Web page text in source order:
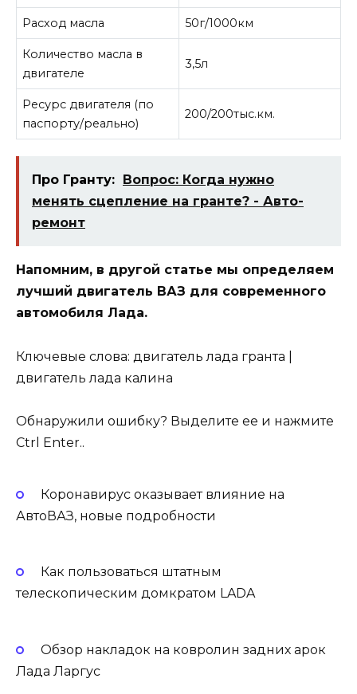
Расход масла 50г/1000км
Количество масла в
двигателе
3,5л
Ресурс двигателя (по
паспорту/реально)
200/200тыс.км.
Про Гранту:
Вопрос: Когда нужно
менять сцепление на гранте? - Авто-
ремонт
Напомним, в другой статье мы определяем
лучший двигатель ВАЗ для современного
автомобиля Лада.
Ключевые слова: двигатель лада гранта |
двигатель лада калина
Обнаружили ошибку? Выделите ее и нажмите
Ctrl Enter..
Коронавирус оказывает влияние на
АвтоВАЗ, новые подробности
Как пользоваться штатным
телескопическим домкратом LADA
Обзор накладок на ковролин задних арок
Лада Ларгус